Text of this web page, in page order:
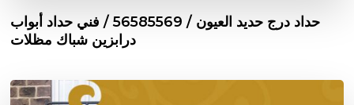
حداد درج حديد العيون / 56585569 / فني حداد أبواب
درابزين شباك مظلات